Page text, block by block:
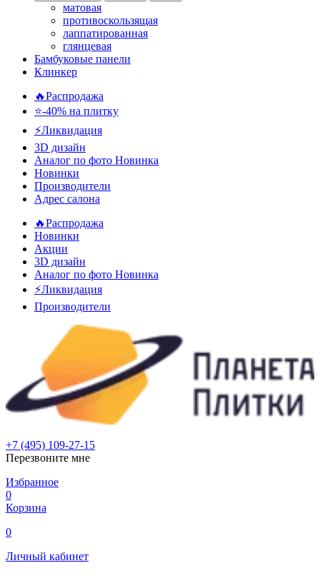
матовая
противоскользящая
лаппатированная
глянцевая
Бамбуковые панели
Клинкер
🔥Распродажа
⭐-40% на плитку
⚡️Ликвидация
3D дизайн
Аналог по фото Новинка
Новинки
Производители
Адрес салона
🔥Распродажа
Новинки
Акции
3D дизайн
Аналог по фото Новинка
⚡Ликвидация
Производители
+7 (495) 109-27-15
Перезвоните мне
Избранное
0
Корзина
0
Личный кабинет